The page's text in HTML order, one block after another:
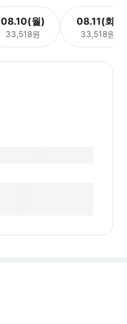
08.10(월)
33,518원
08.11(화)
33,518원